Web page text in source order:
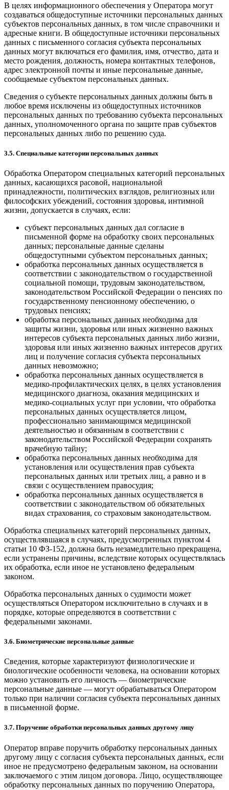
В целях информационного обеспечения у Оператора могут
создаваться общедоступные источники персональных данных
субъектов персональных данных, в том числе справочники и
адресные книги. В общедоступные источники персональных
данных с письменного согласия субъекта персональных
данных могут включаться его фамилия, имя, отчество, дата и
место рождения, должность, номера контактных телефонов,
адрес электронной почты и иные персональные данные,
сообщаемые субъектом персональных данных.
Сведения о субъекте персональных данных должны быть в
любое время исключены из общедоступных источников
персональных данных по требованию субъекта персональных
данных, уполномоченного органа по защите прав субъектов
персональных данных либо по решению суда.
3.5. Специальные категории персональных данных
Обработка Оператором специальных категорий персональных
данных, касающихся расовой, национальной
принадлежности, политических взглядов, религиозных или
философских убеждений, состояния здоровья, интимной
жизни, допускается в случаях, если:
субъект персональных данных дал согласие в
письменной форме на обработку своих персональных
данных; персональные данные сделаны
общедоступными субъектом персональных данных;
обработка персональных данных осуществляется в
соответствии с законодательством о государственной
социальной помощи, трудовым законодательством,
законодательством Российской Федерации о пенсиях по
государственному пенсионному обеспечению, о
трудовых пенсиях;
обработка персональных данных необходима для
защиты жизни, здоровья или иных жизненно важных
интересов субъекта персональных данных либо жизни,
здоровья или иных жизненно важных интересов других
лиц и получение согласия субъекта персональных
данных невозможно;
обработка персональных данных осуществляется в
медико-профилактических целях, в целях установления
медицинского диагноза, оказания медицинских и
медико-социальных услуг при условии, что обработка
персональных данных осуществляется лицом,
профессионально занимающимся медицинской
деятельностью и обязанным в соответствии с
законодательством Российской Федерации сохранять
врачебную тайну;
обработка персональных данных необходима для
установления или осуществления прав субъекта
персональных данных или третьих лиц, а равно и в
связи с осуществлением правосудия;
обработка персональных данных осуществляется в
соответствии с законодательством об обязательных
видах страхования, со страховым законодательством.
Обработка специальных категорий персональных данных,
осуществлявшаяся в случаях, предусмотренных пунктом 4
статьи 10 ФЗ-152, должна быть незамедлительно прекращена,
если устранены причины, вследствие которых осуществлялась
их обработка, если иное не установлено федеральным
законом.
Обработка персональных данных о судимости может
осуществляться Оператором исключительно в случаях и в
порядке, которые определяются в соответствии с
федеральными законами.
3.6. Биометрические персональные данные
Сведения, которые характеризуют физиологические и
биологические особенности человека, на основании которых
можно установить его личность — биометрические
персональные данные — могут обрабатываться Оператором
только при наличии согласия субъекта персональных данных
в письменной форме.
3.7. Поручение обработки персональных данных другому лицу
Оператор вправе поручить обработку персональных данных
другому лицу с согласия субъекта персональных данных, если
иное не предусмотрено федеральным законом, на основании
заключаемого с этим лицом договора. Лицо, осуществляющее
обработку персональных данных по поручению Оператора,